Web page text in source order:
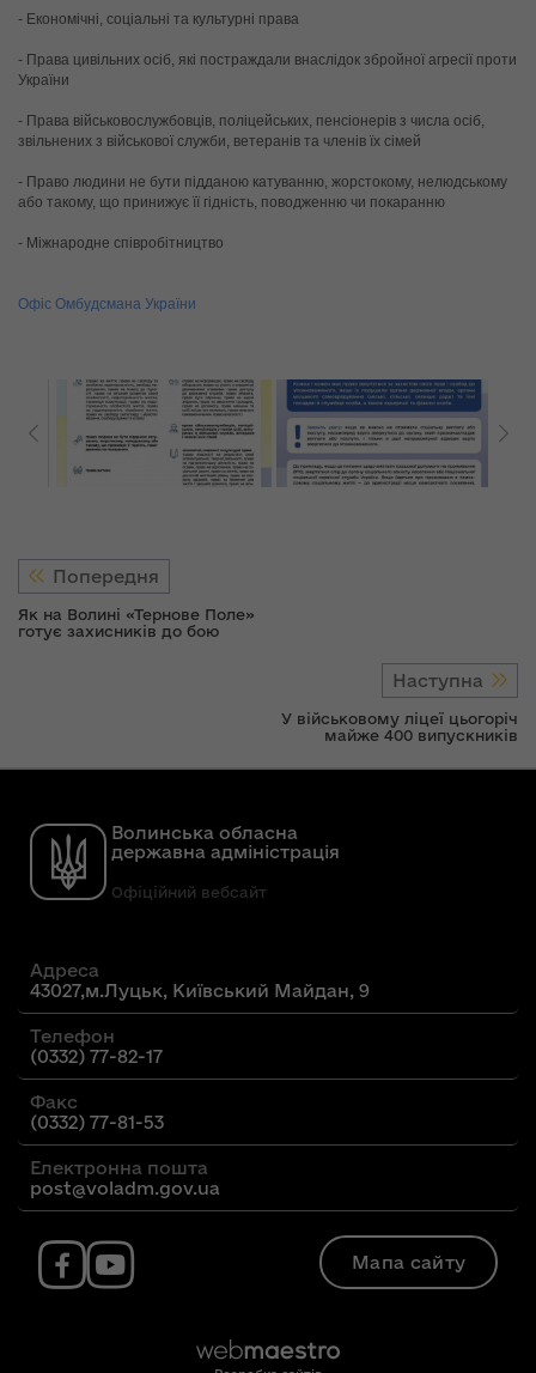
- Економічні, соціальні та культурні права
- Права цивільних осіб, які постраждали внаслідок збройної агресії проти
України
- Права військовослужбовців, поліцейських, пенсіонерів з числа осіб,
звільнених з військової служби, ветеранів та членів їх сімей
- Право людини не бути підданою катуванню, жорстокому, нелюдському
або такому, що принижує її гідність, поводженню чи покаранню
- Міжнародне співробітництво
Офіс Омбудсмана України
Попередня
Як на Волині «Тернове Поле»
готує захисників до бою
Наступна
У військовому ліцеї цьогоріч
майже 400 випускників
Волинська обласна
державна адміністрація
Офіційний вебсайт
Адреса
43027,м.Луцьк, Київський Майдан, 9
Телефон
(0332) 77-82-17
Факс
(0332) 77-81-53
Електронна пошта
post@voladm.gov.ua
Мапа сайту